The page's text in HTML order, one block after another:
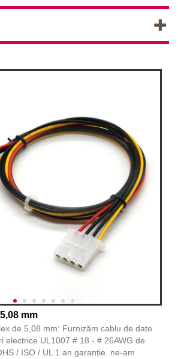
mm
de 5,08 mm: Furnizăm cablu de date
electrice UL1007 # 18 - # 26AWG de
/ ISO / UL 1 an garanție. ne-am